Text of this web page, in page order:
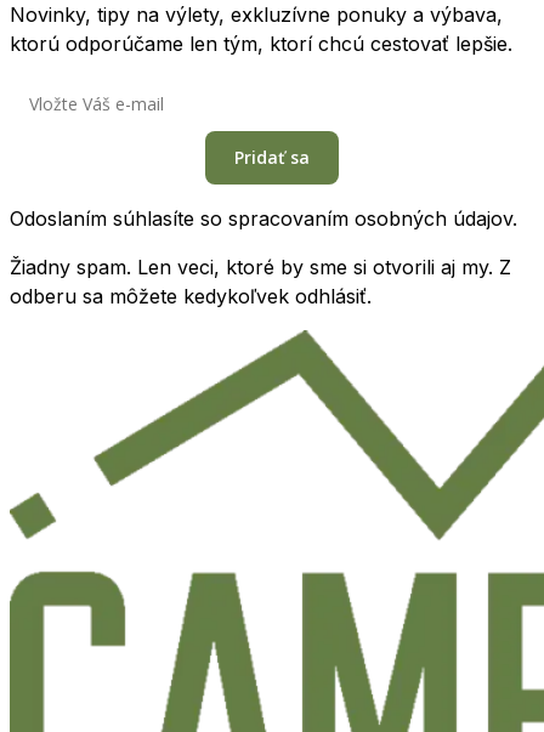
Novinky, tipy na výlety, exkluzívne ponuky a výbava,
ktorú odporúčame len tým, ktorí chcú cestovať lepšie.
Pridať sa
Odoslaním súhlasíte so spracovaním osobných údajov.
Žiadny spam. Len veci, ktoré by sme si otvorili aj my. Z
odberu sa môžete kedykoľvek odhlásiť.